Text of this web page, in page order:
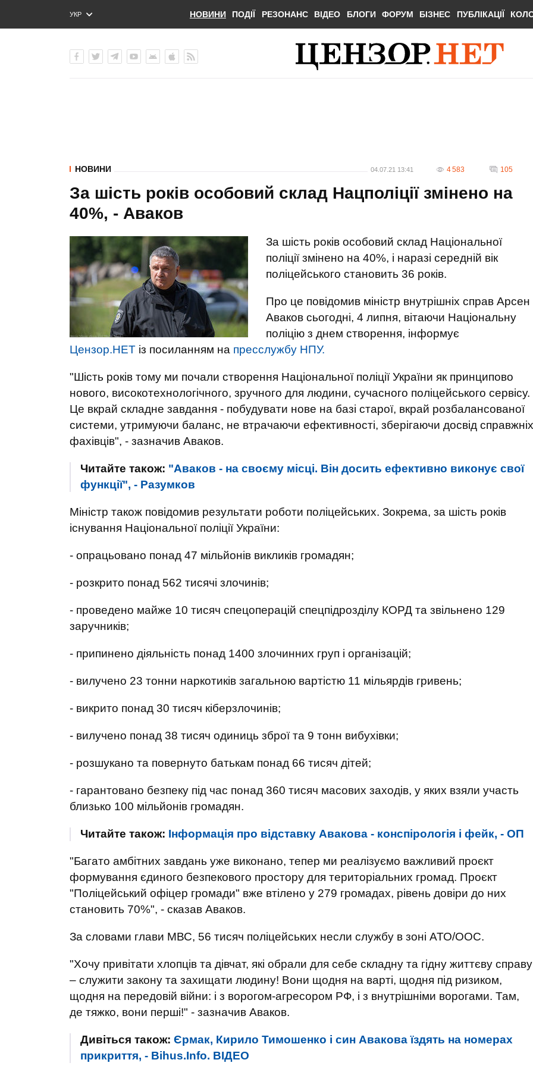
УКР
ENG
НОВИНИ ПОДІЇ РЕЗОНАНС ВІДЕО БЛОГИ ФОРУМ БІЗНЕС ПУБЛІКАЦІЇ
НОВИНИ 04.07.21 13:41 4 583 105
За шість років особовий склад Нацполіції змінено на
40%, - Аваков
За шість років особовий склад Національної
поліції змінено на 40%, і наразі середній вік
поліцейського становить 36 років.
Про це повідомив міністр внутрішніх справ Арсен
Аваков сьогодні, 4 липня, вітаючи Національну
поліцію з днем ​​створення, інформує
Цензор.НЕТ із посиланням на пресслужбу НПУ.
"Шість років тому ми почали створення Національної поліції України як принципово
нового, високотехнологічного, зручного для людини, сучасного поліцейського сервісу.
Це вкрай складне завдання - побудувати нове на базі старої, вкрай розбалансованої
системи, утримуючи баланс, не втрачаючи ефективності, зберігаючи досвід справжніх
фахівців", - зазначив Аваков.
Читайте також: "Аваков - на своєму місці. Він досить ефективно виконує свої
функції", - Разумков
Міністр також повідомив результати роботи поліцейських. Зокрема, за шість років
існування Національної поліції України:
- опрацьовано понад 47 мільйонів викликів громадян;
- розкрито понад 562 тисячі злочинів;
- проведено майже 10 тисяч спецоперацій спецпідрозділу КОРД та звільнено 129
заручників;
- припинено діяльність понад 1400 злочинних груп і організацій;
- вилучено 23 тонни наркотиків загальною вартістю 11 мільярдів гривень;
- викрито понад 30 тисяч кіберзлочинів;
- вилучено понад 38 тисяч одиниць зброї та 9 тонн вибухівки;
- розшукано та повернуто батькам понад 66 тисяч дітей;
- гарантовано безпеку під час понад 360 тисяч масових заходів, у яких взяли участь
близько 100 мільйонів громадян.
Читайте також: Інформація про відставку Авакова - конспірологія і фейк, - ОП
"Багато амбітних завдань уже виконано, тепер ми реалізуємо важливий проєкт
формування єдиного безпекового простору для територіальних громад. Проєкт
"Поліцейський офіцер громади" вже втілено у 279 громадах, рівень довіри до них
становить 70%", - сказав Аваков.
За словами глави МВС, 56 тисяч поліцейських несли службу в зоні АТО/ООС.
"Хочу привітати хлопців та дівчат, які обрали для себе складну та гідну життєву справу
– служити закону та захищати людину! Вони щодня на варті, щодня під ризиком,
щодня на передовій війни: і з ворогом-агресором РФ, і з внутрішніми ворогами. Там,
де тяжко, вони перші!" - зазначив Аваков.
Дивіться також: Єрмак, Кирило Тимошенко і син Авакова їздять на номерах
прикриття, - Bihus.Info. ВIДЕО